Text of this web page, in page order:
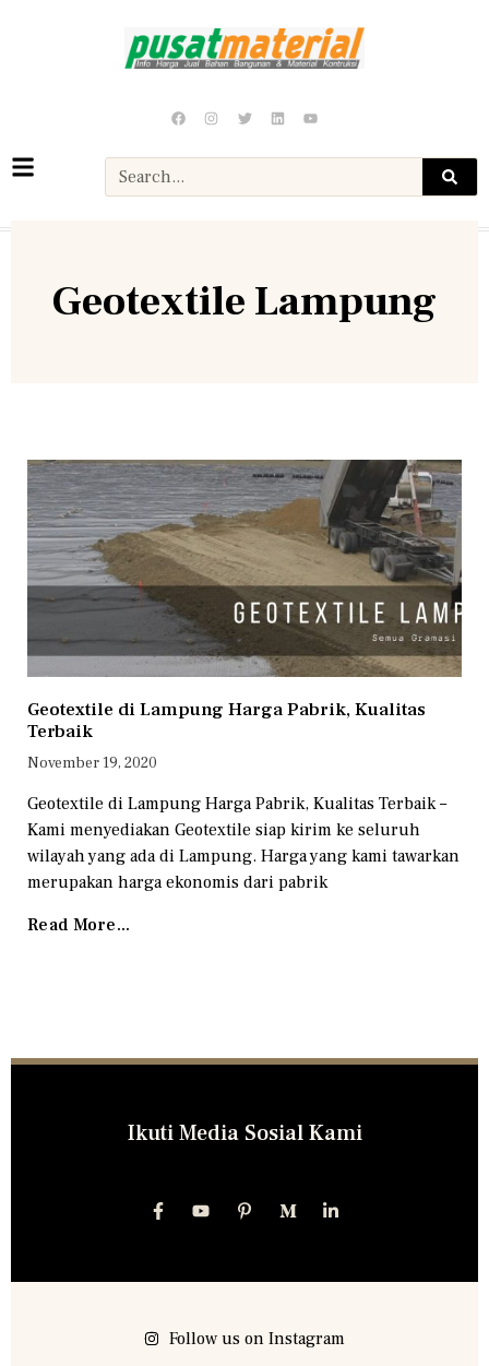
Geotextile Lampung
Geotextile di Lampung Harga Pabrik, Kualitas
Terbaik
November 19, 2020
Geotextile di Lampung Harga Pabrik, Kualitas Terbaik –
Kami menyediakan Geotextile siap kirim ke seluruh
wilayah yang ada di Lampung. Harga yang kami tawarkan
merupakan harga ekonomis dari pabrik
Read More...
Ikuti Media Sosial Kami
Follow us on Instagram